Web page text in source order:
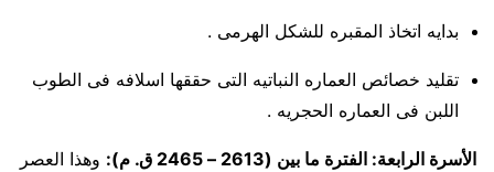
بدايه اتخاذ المقبره للشكل الهرمى .
تقليد خصائص العماره النباتيه التى حققها اسلافه فى الطوب
اللبن فى العماره الحجريه .
الأسرة الرابعة: الفترة ما بين (2613 – 2465 ق. م):
وهذا العصر